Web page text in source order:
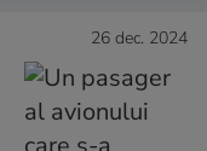
26 dec. 2024